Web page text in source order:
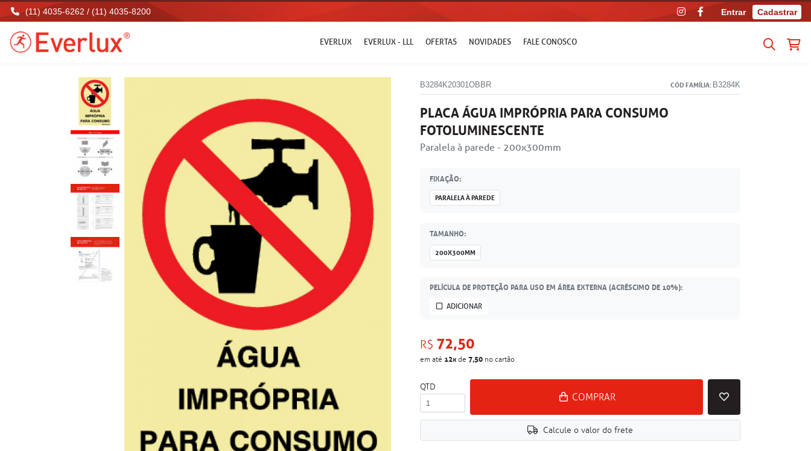
(11) 4035-6262 / (11) 4035-8200 Entrar Cadastrar
EVERLUX EVERLUX - LLL OFERTAS NOVIDADES FALE CONOSCO
B3284K20301OBBR CÓD FAMÍLIA: B3284K
PLACA ÁGUA IMPRÓPRIA PARA CONSUMO
FOTOLUMINESCENTE
Paralela à parede - 200x300mm
FIXAÇÃO:
PARALELA À PAREDE
TAMANHO:
200X300MM
PELÍCULA DE PROTEÇÃO PARA USO EM ÁREA EXTERNA (ACRÉSCIMO DE 10%):
ADICIONAR
R$ 72,50
em até 12x de 7,50 no cartão
QTD
COMPRAR
Calcule o valor do frete